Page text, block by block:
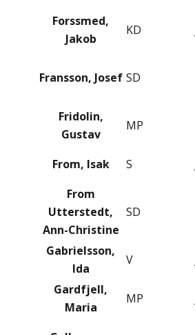
Forssmed,
Jakob
KD
Fransson, Josef SD
Fridolin,
Gustav
MP
From, Isak S
From
Utterstedt,
Ann-Christine
SD
Gabrielsson,
Ida
V
Gardfjell,
Maria
MP